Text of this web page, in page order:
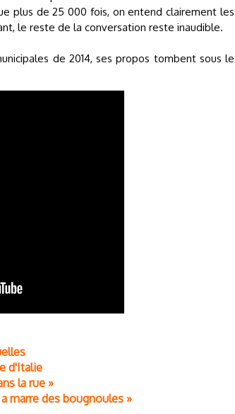
plus de 25 000 fois, on entend clairement les
le reste de la conversation reste inaudible.
de 2014, ses propos tombent sous le
d'Italie
la rue »
marre des bougnoules »